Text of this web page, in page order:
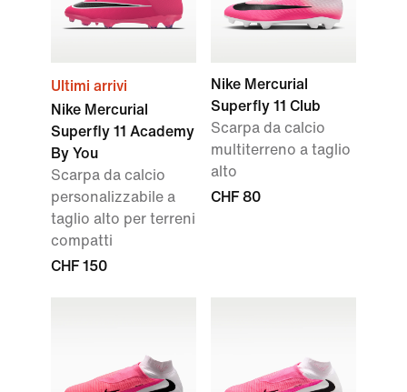
Ultimi arrivi
Nike Mercurial
Superfly 11 Academy
By You
Scarpa da calcio
personalizzabile a
taglio alto per terreni
compatti
CHF 150
Nike Mercurial
Superfly 11 Club
Scarpa da calcio
multiterreno a taglio
alto
CHF 80